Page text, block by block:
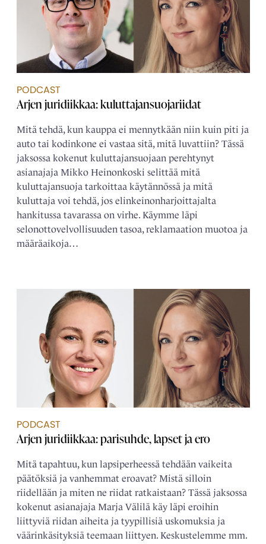
PODCAST
Arjen juridiikkaa: kuluttajansuojariidat
Mitä tehdä, kun kauppa ei mennytkään niin kuin piti ja
auto tai kodinkone ei vastaa sitä, mitä luvattiin? Tässä
jaksossa kokenut kuluttajansuojaan perehtynyt
asianajaja Mikko Heinonkoski selittää mitä
kuluttajansuoja tarkoittaa käytännössä ja mitä
kuluttaja voi tehdä, jos elinkeinonharjoittajalta
hankitussa tavarassa on virhe. Käymme läpi
selonottovelvollisuuden tasoa, reklamaation muotoa ja
määräaikoja…
PODCAST
Arjen juridiikkaa: parisuhde, lapset ja ero
Mitä tapahtuu, kun lapsiperheessä tehdään vaikeita
päätöksiä ja vanhemmat eroavat? Mistä silloin
riidellään ja miten ne riidat ratkaistaan? Tässä jaksossa
kokenut asianajaja Marja Välilä käy läpi eroihin
liittyviä riidan aiheita ja tyypillisiä uskomuksia ja
väärinkäsityksiä teemaan liittyen. Keskustelemme mm.